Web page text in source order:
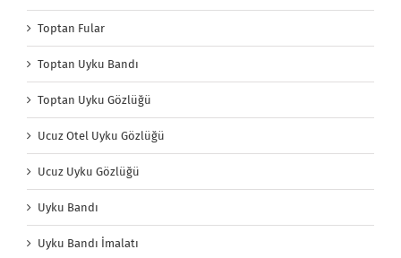
Toptan Fular
Toptan Uyku Bandı
Toptan Uyku Gözlüğü
Ucuz Otel Uyku Gözlüğü
Ucuz Uyku Gözlüğü
Uyku Bandı
Uyku Bandı İmalatı